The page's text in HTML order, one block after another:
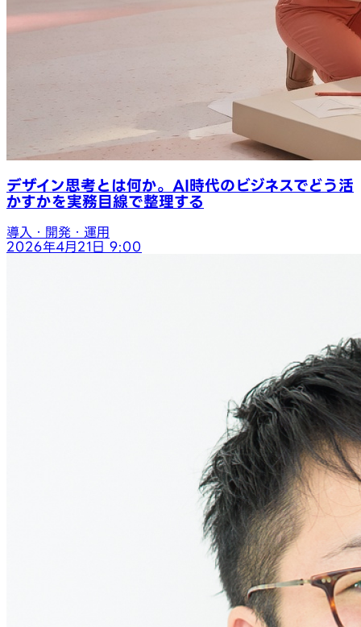
デザイン思考とは何か。AI時代のビジネスでどう活
かすかを実務目線で整理する
導入・開発・運用
2026年4月21日 9:00